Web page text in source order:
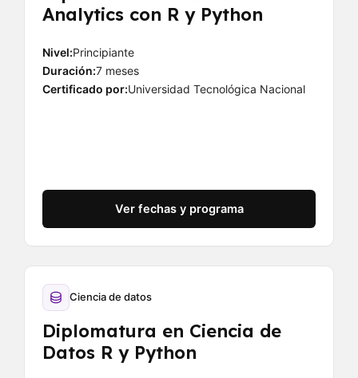
Analytics con R y Python
Nivel:Principiante
Duración:7 meses
Certificado por:Universidad Tecnológica Nacional
Ver fechas y programa
Ciencia de datos
Diplomatura en Ciencia de
Datos R y Python